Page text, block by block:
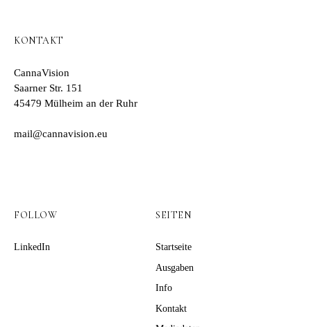
KONTAKT
CannaVision
Saarner Str. 151
45479 Mülheim an der Ruhr
mail@cannavision.eu
FOLLOW
LinkedIn
SEITEN
Startseite
Ausgaben
Info
Kontakt